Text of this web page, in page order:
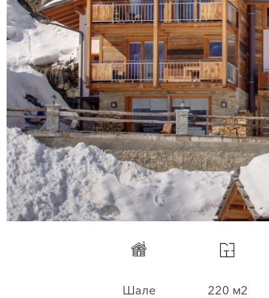
Шале 220 м2